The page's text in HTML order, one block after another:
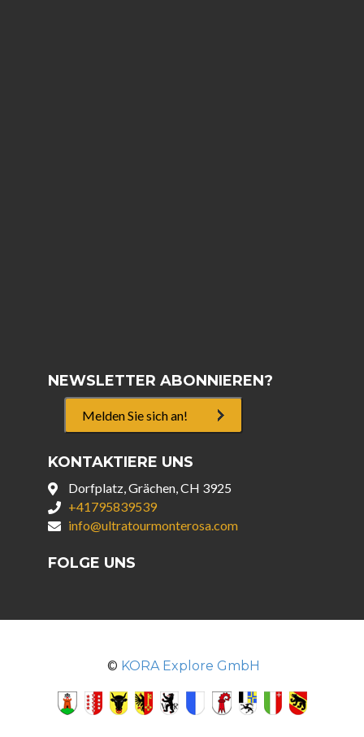
NEWSLETTER ABONNIEREN?
Melden Sie sich an!
KONTAKTIERE UNS
Dorfplatz, Grächen, CH 3925
+41795839539
info@ultratourmonterosa.com
FOLGE UNS
© KORA Explore GmbH